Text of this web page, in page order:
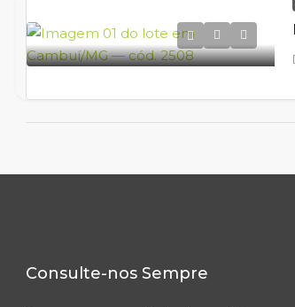
Consulte-nos Sempre